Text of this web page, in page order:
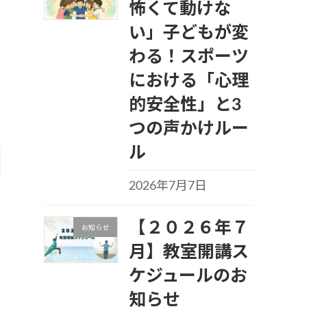
怖くて動けな
い」子どもが変
わる！スポーツ
における「心理
的安全性」と3
つの声かけルー
ル
2026年7月7日
お知らせ
【２０２６年７
月】教室開講ス
ケジュールのお
知らせ